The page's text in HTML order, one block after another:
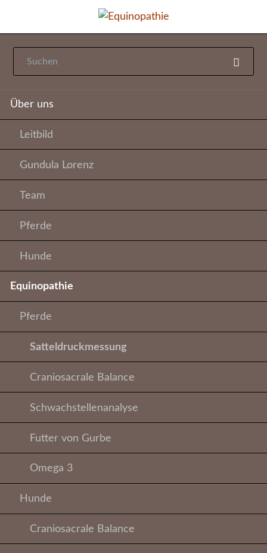
Navigation
Über uns
Leitbild
Gundula Lorenz
Team
Pferde
Hunde
Equinopathie
Pferde
Satteldruckmessung
Craniosacrale Balance
Schwachstellenanalyse
Futter von Gurbe
Omega 3
Hunde
Craniosacrale Balance